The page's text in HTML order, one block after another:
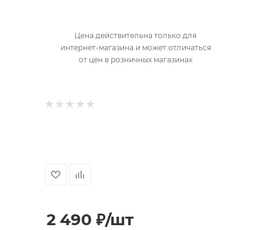
Цена действительна только для
интернет-магазина и может отличаться
от цен в розничных магазинах
2 490 ₽/шт